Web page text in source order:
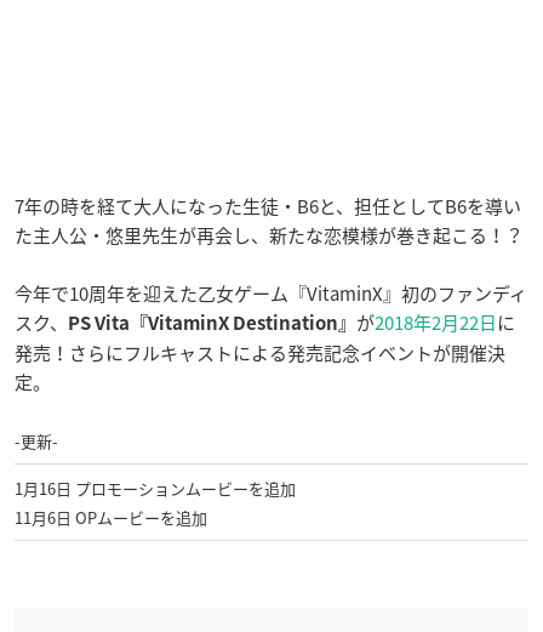
7年の時を経て大人になった生徒・B6と、担任としてB6を導い
た主人公・悠里先生が再会し、新たな恋模様が巻き起こる！？
今年で10周年を迎えた乙女ゲーム『VitaminX』初のファンディ
スク、
PS Vita『VitaminX Destination』 が2018年2月22日に
発売！さらにフルキャストによる発売記念イベントが開催決
定。
-更新-
1月16日 プロモーションムービーを追加
11月6日 OPムービーを追加